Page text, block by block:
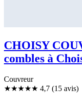
CHOISY
combles à
Couvreur
★★★★★ 4,7 (15 avis)